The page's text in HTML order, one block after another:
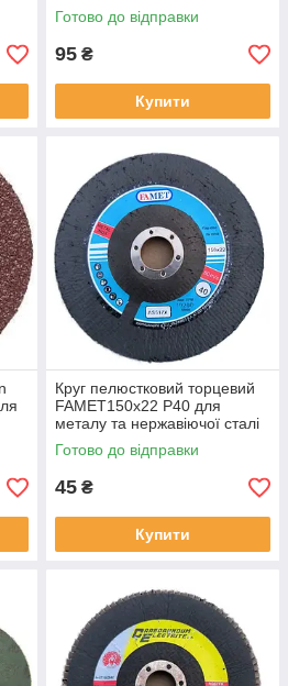
Готово до відправки
95 ₴
Купити
Круг пелюстковий торцевий
FAMET150х22 Р40 для
металу та нержавіючої сталі
Готово до відправки
45 ₴
Купити